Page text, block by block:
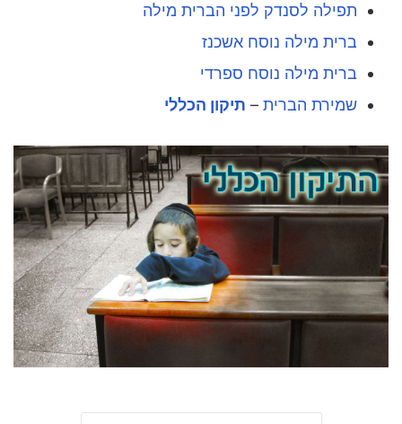
תפילה לסנדק לפני הברית מילה
ברית מילה נוסח אשכנז
ברית מילה נוסח ספרדי
שמירת הברית – תיקון הכללי